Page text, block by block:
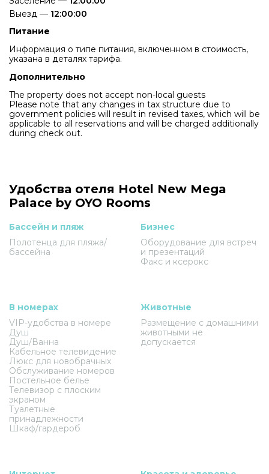
Выезд — 12:00:00
Питание
Информация о типе питания, включенном в стоимость,
указана в деталях тарифа.
Дополнительно
The property does not accept non-local guests
Please note that any changes in tax structure due to
government policies will result in revised taxes, which will be
applicable to all reservations and will be charged additionally
during check out.
Удобства отеля Hotel New Mega
Palace by OYO Rooms
Бассейн и пляж
Полотенца для пляжа/
бассейна
Бизнес
Оборудование для встреч
и презентаций
Факс и ксерокс
В номерах
VIP-удобства в номере
Душ
Душ/Ванна
Кабельное телевидение
Люкс для новобрачных
Обслуживание номеров
Постельное белье
Телевизор с плоским
экраном
Туалетные
принадлежности
Шкаф/гардероб
Животные
Размещение с домашними
животными не
допускается